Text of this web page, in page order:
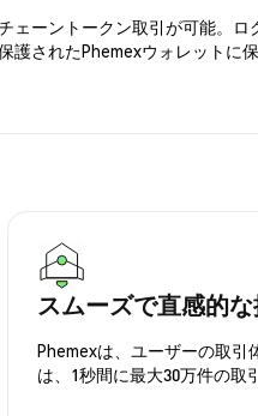
ーントークン取引が可能。ロ
されたPhemexウォレットに
スムーズで直感的
Phemexは、ユーザーの取引
は、1秒間に最大30万件の取